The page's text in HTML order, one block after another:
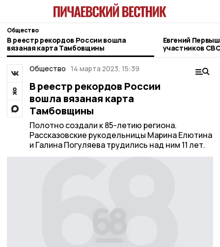
Общество
В реестр рекордов России вошла
вязаная карта Тамбовщины
Евгений
участников
фонда
Общество 14 марта 2023, 15:39
В реестр рекордов России
вошла вязаная карта
Тамбовщины
Полотно создали к 85-летию региона.
Рассказовские рукодельницы Марина Елютина
и Галина Погуляева трудились над ним 11 лет.